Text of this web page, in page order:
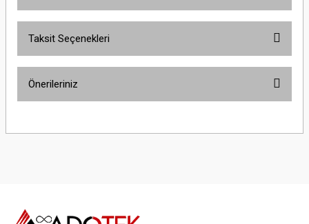
Taksit Seçenekleri
Önerileriniz